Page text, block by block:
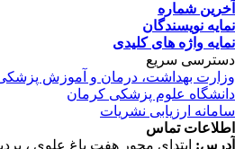
آخرین شماره
نمایه نویسندگان
نمایه واژه های کلیدی
دسترسی سریع
وزارت بهداشت، درمان و آموزش
دانشگاه علوم پزشکی کرمان
سامانه ارزیابی نشریات
اطلاعات تماس
آدرس: ابتدای محور هفت باغ علوی ،